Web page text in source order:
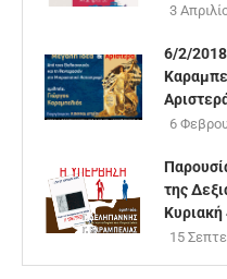
3
6/2/
6
της
15